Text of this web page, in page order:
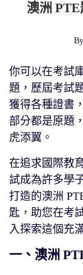
澳洲
By
你可以在考試
題，歷屆考試
獲得各種證書
部分都是原題
虎添翼。
在追求國際教
試成為許多學
打造的澳洲
匙，助您在考
入探索這個充
一、澳洲